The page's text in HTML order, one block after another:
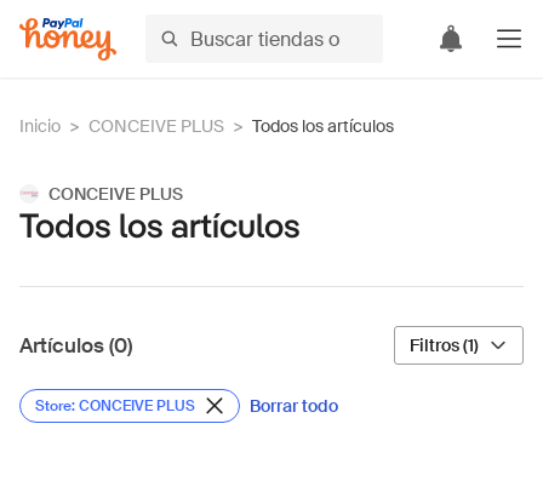
Inicio > CONCEIVE PLUS > Todos los artículos
CONCEIVE PLUS
Todos los artículos
Artículos (0) Filtros (1)
Store: CONCEIVE PLUS Borrar todo